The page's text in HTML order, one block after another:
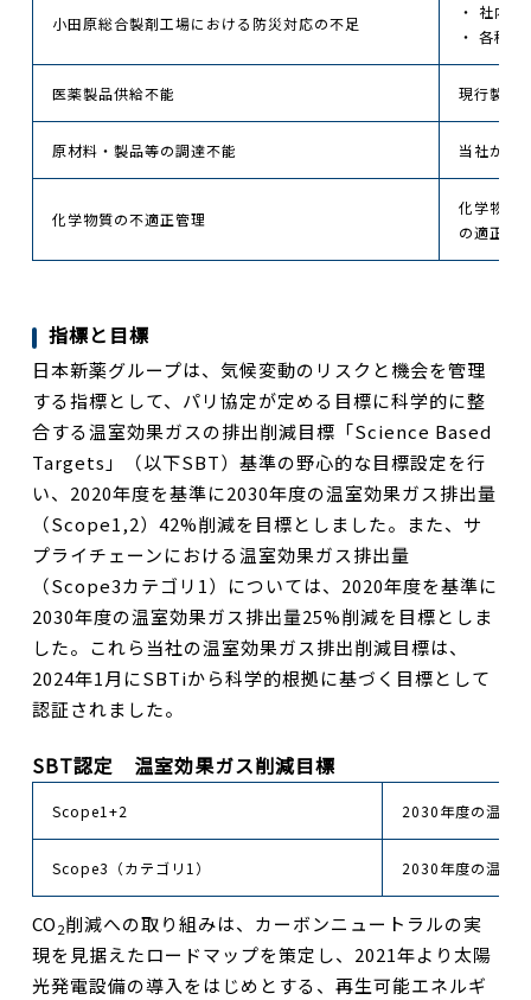
小田原総合製剤工場における防災対応の不足
・ 社内
・ 各種
医薬製品供給不能 現行製剤
原材料・製品等の調達不能 当社が取
化学物質の不適正管理
化学物質
の適正管
指標と目標
日本新薬グループは、気候変動のリスクと機会を管理
する指標として、パリ協定が定める目標に科学的に整
合する温室効果ガスの排出削減目標「Science Based
Targets」（以下SBT）基準の野心的な目標設定を行
い、2020年度を基準に2030年度の温室効果ガス排出量
（Scope1,2）42%削減を目標としました。また、サ
プライチェーンにおける温室効果ガス排出量
（Scope3カテゴリ1）については、2020年度を基準に
2030年度の温室効果ガス排出量25%削減を目標としま
した。これら当社の温室効果ガス排出削減目標は、
2024年1月にSBTiから科学的根拠に基づく目標として
認証されました。
SBT認定 温室効果ガス削減目標
Scope1+2 2030年度の温室
Scope3（カテゴリ1） 2030年度の温室
CO2削減への取り組みは、カーボンニュートラルの実
現を見据えたロードマップを策定し、2021年より太陽
光発電設備の導入をはじめとする、再生可能エネルギ